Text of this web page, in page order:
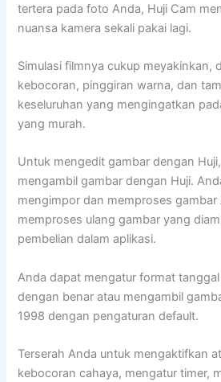
tertera pada foto Anda, Huji Cam
nuansa kamera sekali pakai lagi.
Simulasi filmnya cukup meyakinkan,
kebocoran, pinggiran warna, dan
keseluruhan yang mengingatkan
yang murah.
Untuk mengedit gambar dengan
mengambil gambar dengan Huji.
mengimpor dan memproses gambar
memproses ulang gambar yang
pembelian dalam aplikasi.
Anda dapat mengatur format
dengan benar atau mengambil
1998 dengan pengaturan default.
Terserah Anda untuk mengaktifkan
kebocoran cahaya, mengatur timer,